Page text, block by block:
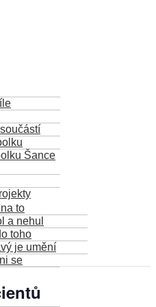
Šance
to
a nehul
toho
je umění
se